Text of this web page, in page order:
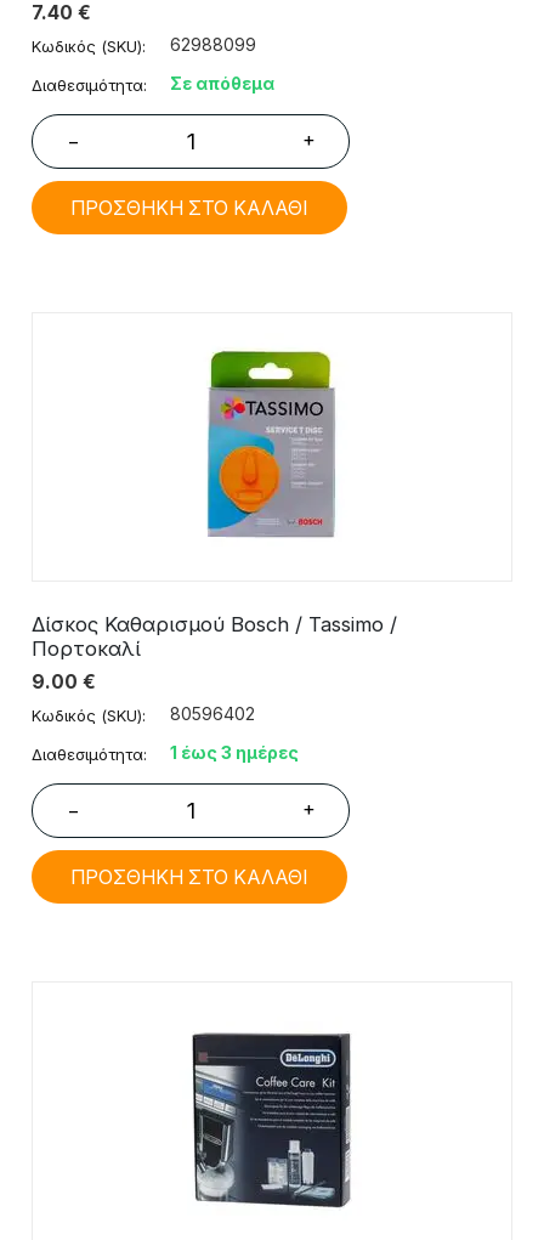
7.40 €
Κωδικός (SKU): 62988099
Διαθεσιμότητα: Σε απόθεμα
− +
ΠΡΟΣΘΗΚΗ ΣΤΟ ΚΑΛΑΘΙ
Δίσκος Καθαρισμού Bosch / Tassimo /
Πορτοκαλί
9.00 €
Κωδικός (SKU): 80596402
Διαθεσιμότητα: 1 έως 3 ημέρες
− +
ΠΡΟΣΘΗΚΗ ΣΤΟ ΚΑΛΑΘΙ